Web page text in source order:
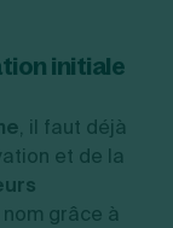
initiale
, il faut déjà
et de la
grâce à